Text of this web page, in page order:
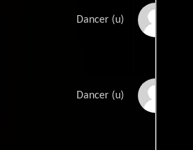
Dancer (u)
Dancer (u)